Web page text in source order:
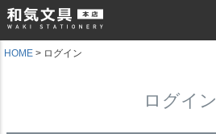
HOME ログイン
ログイン